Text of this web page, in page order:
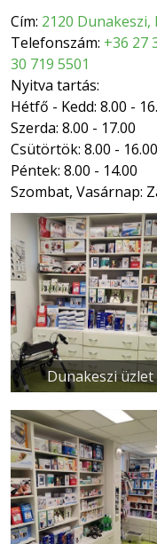
Cím: 2120 Dunakeszi,
Telefonszám: +36 27
30 719 5501
Nyitva tartás:
Hétfő - Kedd: 8.00 -
Szerda: 8.00 - 17.00
Csütörtök: 8.00 - 16.00
Péntek: 8.00 - 14.00
Szombat, Vasárnap:
Dunakeszi üzlet